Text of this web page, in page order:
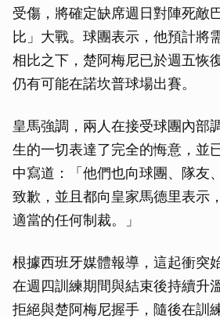
受傷，將確定缺席週日對陣死敵
比」大戰。球團表示，他預計將
相比之下，楚阿梅尼已於週五恢
仍有可能在諾坎普球場出賽。
皇馬強調，兩人在接受球團內部
生的一切表達了完全的悔意，並
中寫道：「他們也向球團、隊友
致歉，並且都向皇家馬德里表示
適當的任何制裁。」
根據西班牙媒體報導，這起衝突
在週四訓練期間與結束後持續升
拒絕與楚阿梅尼握手，隨後在訓